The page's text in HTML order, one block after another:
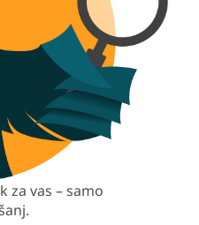
za vas – samo